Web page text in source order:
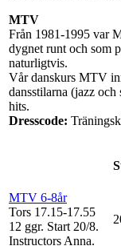
MTV
Från 1981-1995 var
dygnet runt och som
naturligtvis.
Vår danskurs MTV
dansstilarna (jazz
hits.
Dresscode:
MTV 6-8år
Tors 17.15-17.55
12 ggr. Start 20/8.
Instructors Anna.